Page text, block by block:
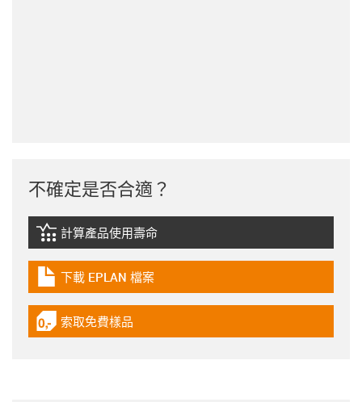
不確定是否合適？
igus-icon-lebensdauerrechner
計算產品使用壽命
igus-icon-download-plan
下載 EPLAN 檔案
igus-icon-gratismuster
索取免費樣品